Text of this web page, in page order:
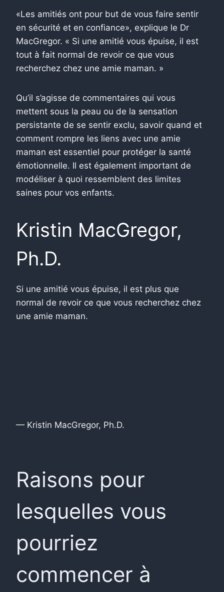
«Les amitiés ont pour but de vous faire sentir
en sécurité et en confiance», explique le Dr
MacGregor. « Si une amitié vous épuise, il est
tout à fait normal de revoir ce que vous
recherchez chez une amie maman. »
Qu’il s’agisse de commentaires qui vous
mettent sous la peau ou de la sensation
persistante de se sentir exclu, savoir quand et
comment rompre les liens avec une amie
maman est essentiel pour protéger la santé
émotionnelle. Il est également important de
modéliser à quoi ressemblent des limites
saines pour vos enfants.
Kristin MacGregor,
Ph.D.
Si une amitié vous épuise, il est plus que
normal de revoir ce que vous recherchez chez
une amie maman.
— Kristin MacGregor, Ph.D.
Raisons pour
lesquelles vous
pourriez
commencer à